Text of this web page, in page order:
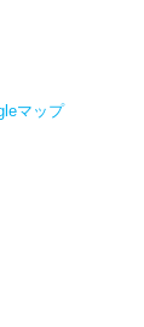
マップ